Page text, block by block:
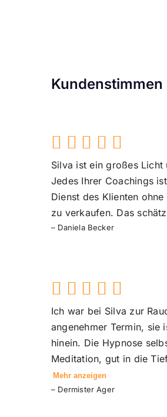
Kundenstimmen
Silva ist ein großes
Jedes Ihrer Coachings
Dienst des Klienten
zu verkaufen. Das
– Daniela Becker
Ich war bei Silva zur
angenehmer Termin,
hinein. Die Hypnose
Meditation, gut in die
Mehr anzeigen
– Dermister Ager